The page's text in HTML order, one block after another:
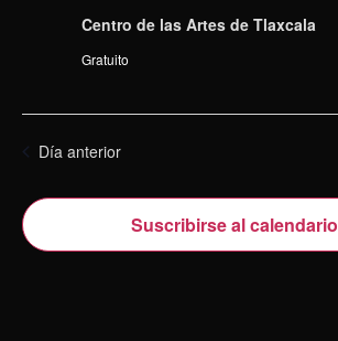
Centro de las Artes de Tlaxcala
Gratuito
Día anterior
Suscribirse al calendario